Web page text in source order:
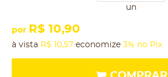
un
por R$ 10,90
à vista R$ 10,57 economize 3% no Pix